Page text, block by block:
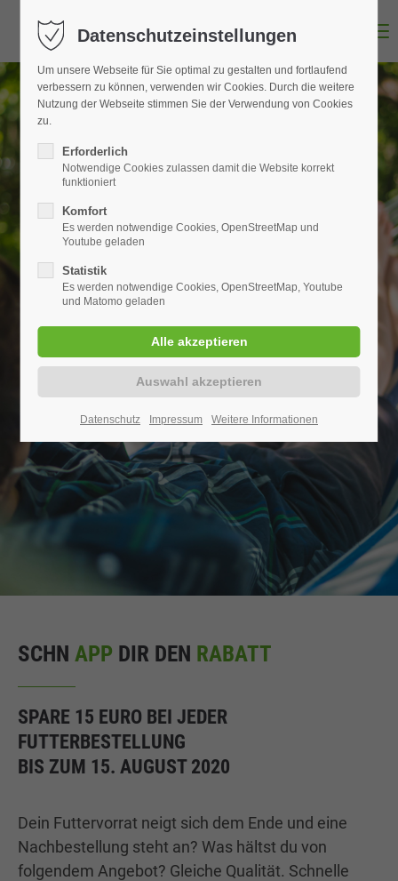
SCHN APP DIR DEN RABATT
SPARE 15 EURO BEI JEDER
FUTTERBESTELLUNG
BIS ZUM 15. AUGUST 2020
Dein Futtervorrat neigt sich dem Ende und eine
Nachbestellung steht an? Was hältst du von
folgendem Angebot? Gleiche Qualität. Schnelle
Datenschutzeinstellungen
Um unsere Webseite für Sie optimal zu gestalten und fortlaufend
verbessern zu können, verwenden wir Cookies. Durch die weitere
Nutzung der Webseite stimmen Sie der Verwendung von Cookies
zu.
Erforderlich
Notwendige Cookies zulassen damit die Website korrekt
funktioniert
Komfort
Es werden notwendige Cookies, OpenStreetMap und
Youtube geladen
Statistik
Es werden notwendige Cookies, OpenStreetMap, Youtube
und Matomo geladen
Datenschutz Impressum Weitere Informationen